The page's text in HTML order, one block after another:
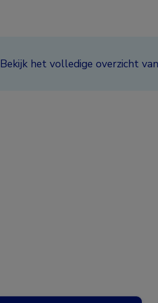
Bekijk het volledige overzicht